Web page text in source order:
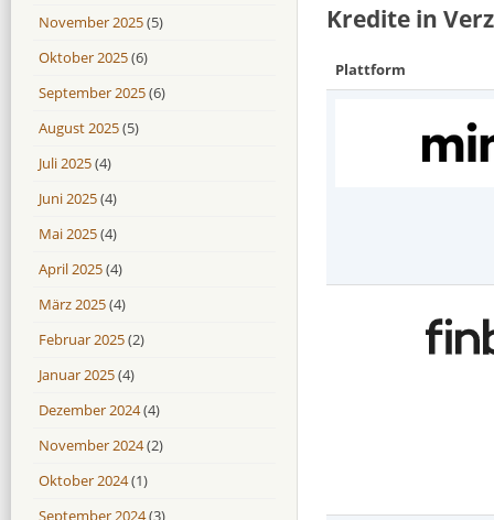
Kredite in
Plattform
November 2025(5)
Oktober 2025(6)
September 2025(6)
August 2025(5)
Juli 2025(4)
Juni 2025(4)
Mai 2025(4)
April 2025(4)
März 2025(4)
Februar 2025(2)
Januar 2025(4)
Dezember 2024(4)
November 2024(2)
Oktober 2024(1)
September 2024(3)